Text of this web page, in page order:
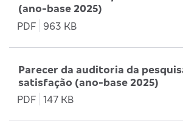
(ano-base 2025)
PDF
963 KB
Parecer da auditoria da
satisfação (ano-base 2025)
PDF 147 KB